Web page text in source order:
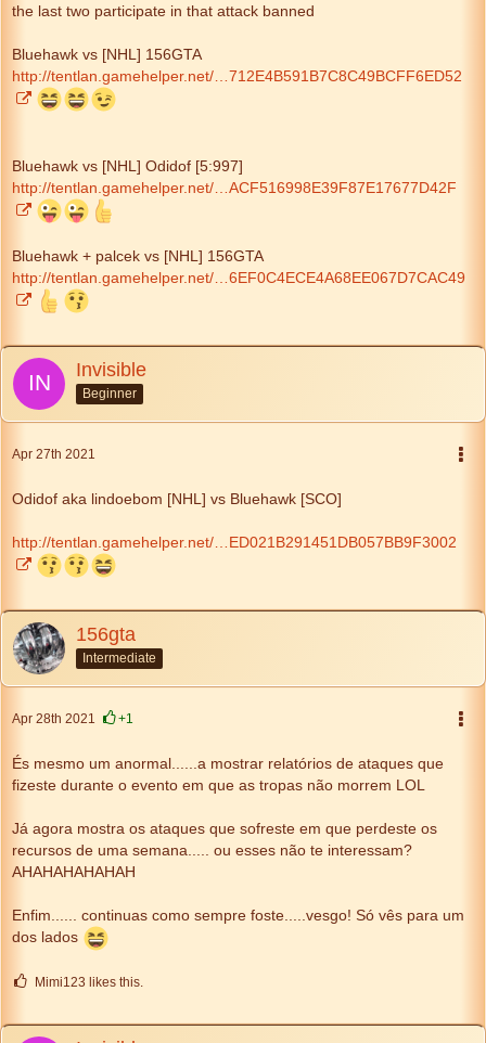
the last two participate in that attack banned
Bluehawk vs [NHL] 156GTA
http://tentlan.gamehelper.net/…712E4B591B7C8C49BCFF6ED52
Bluehawk vs [NHL] Odidof [5:997]
http://tentlan.gamehelper.net/…ACF516998E39F87E17677D42F
Bluehawk + palcek vs [NHL] 156GTA
http://tentlan.gamehelper.net/…6EF0C4ECE4A68EE067D7CAC49
Invisible
Beginner
Apr 27th 2021
Odidof aka lindoebom [NHL] vs Bluehawk [SCO]
http://tentlan.gamehelper.net/…ED021B291451DB057BB9F3002
156gta
Intermediate
Apr 28th 2021 +1
És mesmo um anormal......a mostrar relatórios de ataques que
fizeste durante o evento em que as tropas não morrem LOL
Já agora mostra os ataques que sofreste em que perdeste os
recursos de uma semana..... ou esses não te interessam?
AHAHAHAHAHAH
Enfim...... continuas como sempre foste.....vesgo! Só vês para um
dos lados
Mimi123 likes this.